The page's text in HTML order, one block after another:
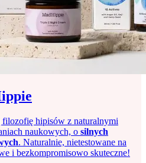
filozofię hipisów z naturalnymi
naukowych, o silnych
. Naturalnie, nietestowane na
i bezkompromisowo skuteczne!